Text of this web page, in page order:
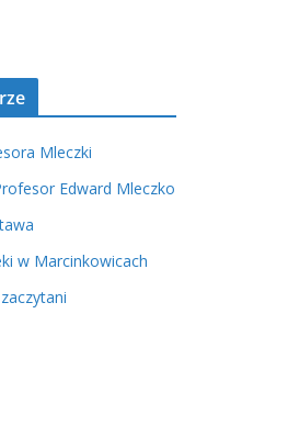
Mleczki
Edward Mleczko
w Marcinkowicach